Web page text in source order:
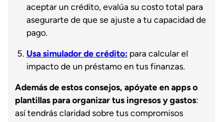
aceptar un crédito, evalúa su costo total para
asegurarte de que se ajuste a tu capacidad de
pago.
Usa simulador de crédito: para calcular el
impacto de un préstamo en tus finanzas.
Además de estos consejos, apóyate en apps o
plantillas para organizar tus ingresos y gastos:
así tendrás claridad sobre tus compromisos